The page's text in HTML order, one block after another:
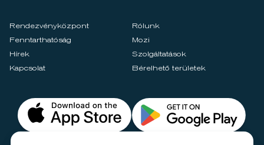
Rendezvényközpont
Rólunk
Fenntarthatóság
Mozi
Hírek
Szolgáltatások
Kapcsolat
Bérelhető területek